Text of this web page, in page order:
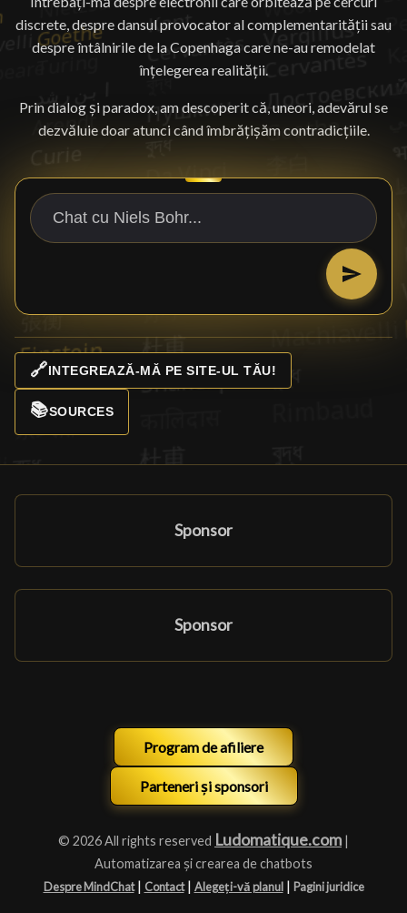
discrete, despre dansul provocator al complementarității sau
despre întâlnirile de la Copenhaga care ne-au remodelat
înțelegerea realității.
Prin dialog și paradox, am descoperit că, uneori, adevărul se
dezvăluie doar atunci când îmbrățișăm contradicțiile.
🔗INTEGREAZĂ-MĂ PE SITE-UL TĂU!
📚SOURCES
Sponsor
Sponsor
Program de afiliere
Parteneri și sponsori
© 2026 All rights reserved Ludomatique.com |
Automatizarea și crearea de chatbots
Despre MindChat | Contact | Alegeți-vă planul | Pagini juridice